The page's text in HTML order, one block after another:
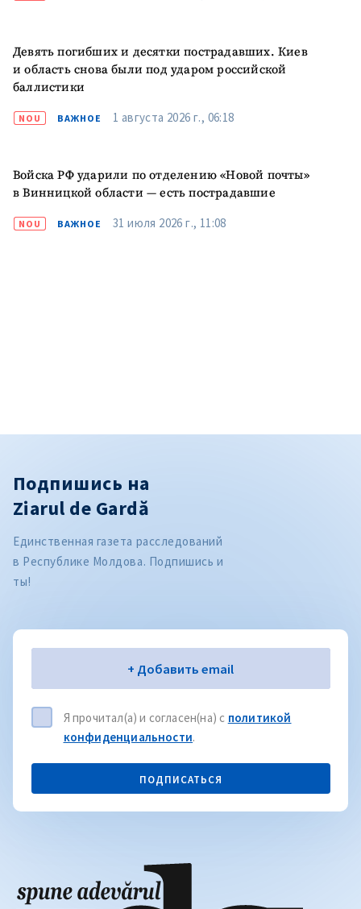
Девять погибших и десятки пострадавших. Киев
и область снова были под ударом российской
баллистики
NOU ВАЖНОЕ 1 августа 2026 г., 06:18
Войска РФ ударили по отделению «Новой почты»
в Винницкой области — есть пострадавшие
NOU ВАЖНОЕ 31 июля 2026 г., 11:08
Подпишись на
Ziarul de Gardă
Единственная газета расследований
в Республике Молдова. Подпишись и
ты!
Электронная почта+ Добавить email
Я прочитал(а) и согласен(на) с политикой
конфиденциальности.
ПОДПИСАТЬСЯ